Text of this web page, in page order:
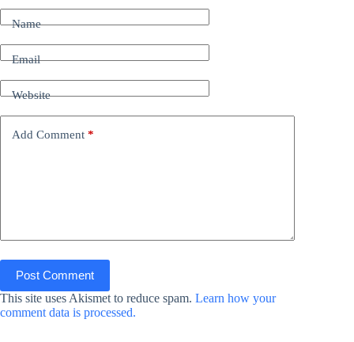
Name
Email
Website
Add Comment *
Post Comment
This site uses Akismet to reduce spam. Learn how your
comment data is processed.